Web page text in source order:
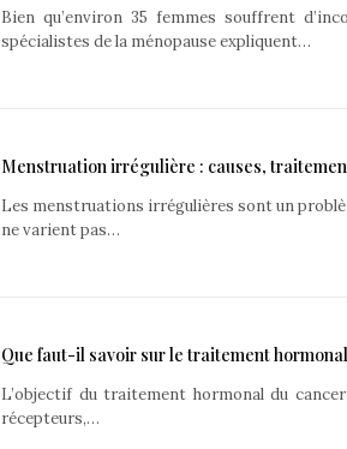
Bien qu’environ 35 femmes souffrent
spécialistes de la ménopause expliquent…
Menstruation irrégulière : causes,
Les menstruations irrégulières sont un
ne varient pas…
Que faut-il savoir sur le traitement
L’objectif du traitement hormonal du
récepteurs,…